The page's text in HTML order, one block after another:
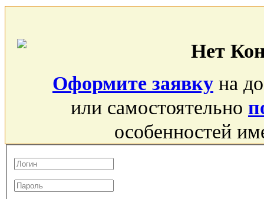
Нет
Оформите заявку на
или самостоятельно
особенностей